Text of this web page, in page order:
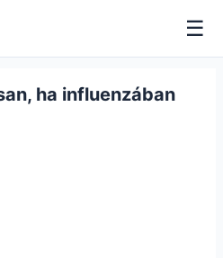
☰
ha influenzában